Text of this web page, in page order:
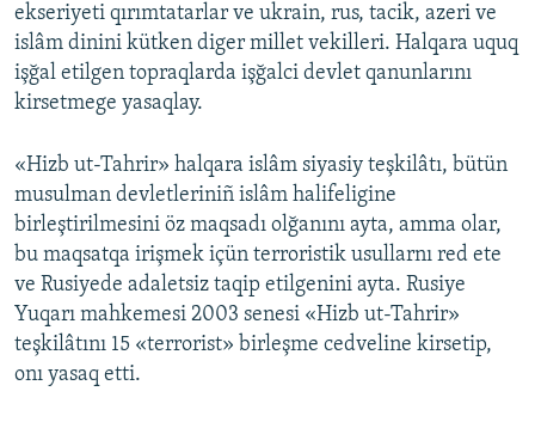
ekseriyeti qırımtatarlar ve ukrain, rus, tacik, azeri ve
islâm dinini kütken diger millet vekilleri. Halqara uquq
işğal etilgen topraqlarda işğalci devlet qanunlarını
kirsetmege yasaqlay.
«Hizb ut-Tahrir» halqara islâm siyasiy teşkilâtı, bütün
musulman devletleriniñ islâm halifeligine
birleştirilmesini öz maqsadı olğanını ayta, amma olar,
bu maqsatqa irişmek içün terroristik usullarnı red ete
ve Rusiyede adaletsiz taqip etilgenini ayta. Rusiye
Yuqarı mahkemesi 2003 senesi «Hizb ut-Tahrir»
teşkilâtını 15 «terrorist» birleşme cedveline kirsetip,
onı yasaq etti.